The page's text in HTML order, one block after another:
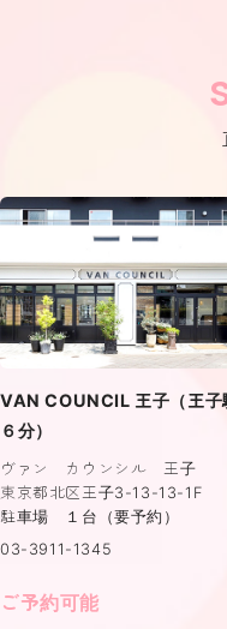
VAN COUNCIL 王子（王子
６分）
ヴァン カウンシル 王子
東京都北区王子3-13-13-1F
駐車場 １台（要予約）
03-3911-1345
ご予約可能